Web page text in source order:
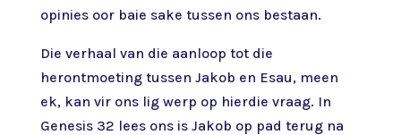
opinies oor baie sake tussen ons bestaan.
Die verhaal van die aanloop tot die
herontmoeting tussen Jakob en Esau, meen
ek, kan vir ons lig werp op hierdie vraag. In
Genesis 32 lees ons is Jakob op pad terug na